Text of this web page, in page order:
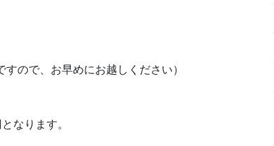
ので、お早めにお越しください）
なります。